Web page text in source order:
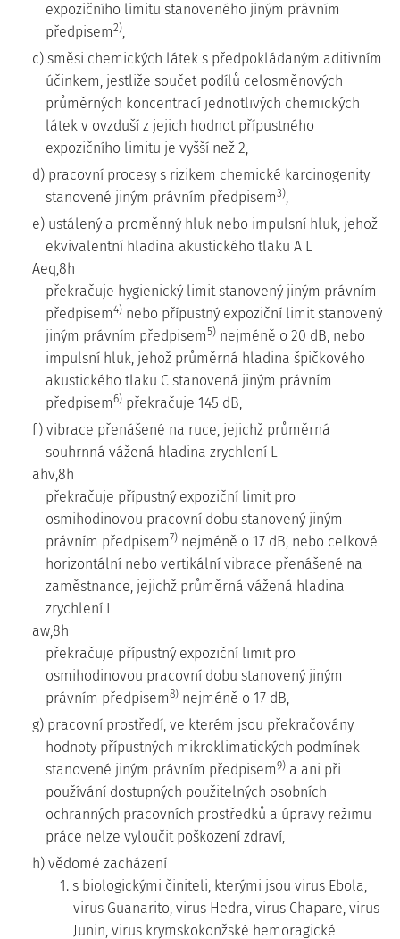
expozičního limitu stanoveného jiným právním
předpisem2),
c) směsi chemických látek s předpokládaným aditivním
účinkem, jestliže součet podílů celosměnových
průměrných koncentrací jednotlivých chemických
látek v ovzduší z jejich hodnot přípustného
expozičního limitu je vyšší než 2,
d) pracovní procesy s rizikem chemické karcinogenity
stanovené jiným právním předpisem3),
e) ustálený a proměnný hluk nebo impulsní hluk, jehož
ekvivalentní hladina akustického tlaku A L
Aeq,8h
překračuje hygienický limit stanovený jiným právním
předpisem4) nebo přípustný expoziční limit stanovený
jiným právním předpisem5) nejméně o 20 dB, nebo
impulsní hluk, jehož průměrná hladina špičkového
akustického tlaku C stanovená jiným právním
předpisem6) překračuje 145 dB,
f) vibrace přenášené na ruce, jejichž průměrná
souhrnná vážená hladina zrychlení L
ahv,8h
překračuje přípustný expoziční limit pro
osmihodinovou pracovní dobu stanovený jiným
právním předpisem7) nejméně o 17 dB, nebo celkové
horizontální nebo vertikální vibrace přenášené na
zaměstnance, jejichž průměrná vážená hladina
zrychlení L
aw,8h
překračuje přípustný expoziční limit pro
osmihodinovou pracovní dobu stanovený jiným
právním předpisem8) nejméně o 17 dB,
g) pracovní prostředí, ve kterém jsou překračovány
hodnoty přípustných mikroklimatických podmínek
stanovené jiným právním předpisem9) a ani při
používání dostupných použitelných osobních
ochranných pracovních prostředků a úpravy režimu
práce nelze vyloučit poškození zdraví,
h) vědomé zacházení
1. s biologickými činiteli, kterými jsou virus Ebola,
virus Guanarito, virus Hedra, virus Chapare, virus
Junin, virus krymskokonžské hemoragické